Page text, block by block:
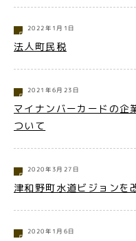
2022年1月1日
法人町民税
2021年6月23日
マイナンバーカードの企
ついて
2020年3月27日
津和野町水道ビジョンを
2020年1月6日